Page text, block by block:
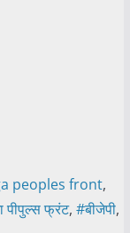
peoples front,
पीपुल्स फ्रंट, #बीजेपी,